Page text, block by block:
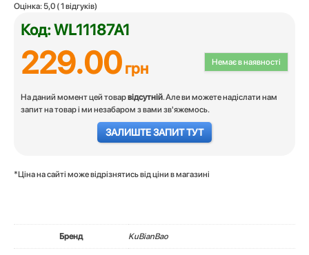
Оцінка: 5,0 (1 відгуків)
Код: WL11187A1
Немає в наявності
229.00грн
На даний момент цей товарвідсутній. Але ви можете надіслати нам
запит на товар і ми незабаром з вами зв'яжемось.
ЗАЛИШТЕ ЗАПИТ ТУТ
*Ціна на сайті може відрізнятись від ціни в магазині
Бренд KuBianBao